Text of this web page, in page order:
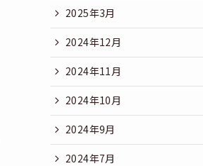
2025年3月
2024年12月
2024年11月
2024年10月
2024年9月
2024年7月